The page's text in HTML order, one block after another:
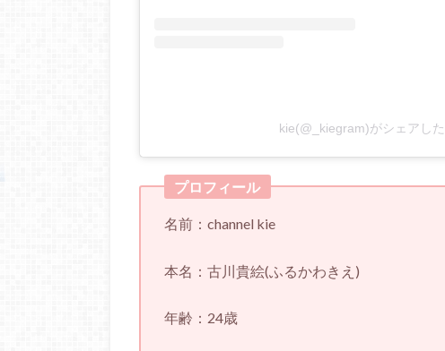
kie(@_kiegram)がシェアし
プロフィール
名前：channel kie
本名：古川貴絵(ふるかわきえ)
年齢：24歳